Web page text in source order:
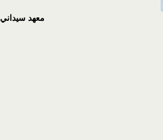
معهد سيداني